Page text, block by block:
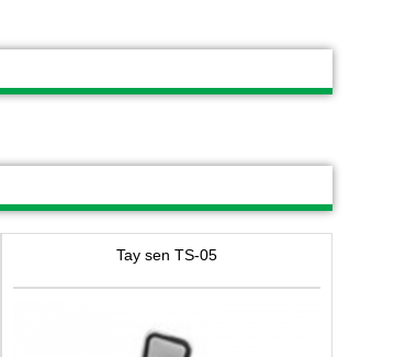
Tay sen TS-05